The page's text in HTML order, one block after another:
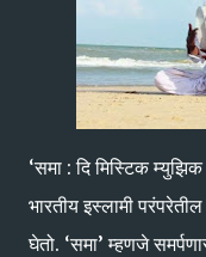
‘समा : दि मिस्टिक
भारतीय इस्लामी
घेतो. ‘समा’ म्हणजे